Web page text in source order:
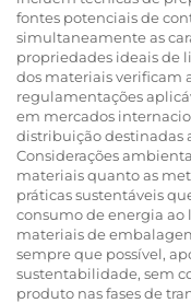
fontes potenciais de
simultaneamente as
propriedades ideais de
dos materiais verificam
regulamentações
em mercados
distribuição destinadas
Considerações
materiais quanto as
práticas sustentáveis
consumo de energia ao
materiais de
sempre que possível,
sustentabilidade, sem
produto nas fases de